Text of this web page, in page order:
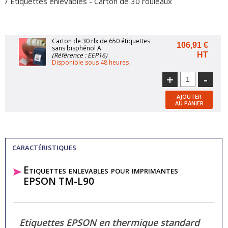
Carton de 30 rlx de 650 étiquettes
sans bisphénol A
(Référence : EEP16)
Disponible sous 48 heures
106,91 €
HT
+ -
AJOUTER
AU PANIER
CARACTÉRISTIQUES
Etiquettes enlevables pour imprimantes
EPSON TM-L90
Etiquettes EPSON en thermique standard